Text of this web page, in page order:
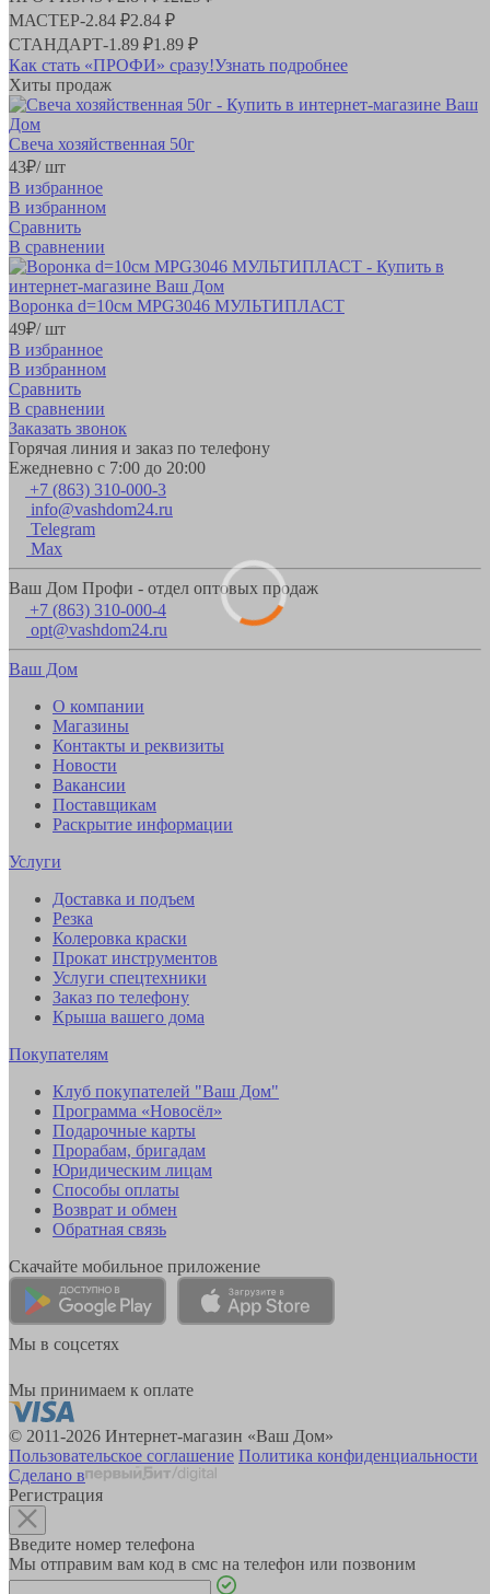
МАСТЕР-2.84 ₽2.84 ₽
СТАНДАРТ-1.89 ₽1.89 ₽
Как стать «ПРОФИ» сразу!Узнать подробнее
Хиты продаж
Свеча хозяйственная 50г
43₽/ шт
В избранное
В избранном
Сравнить
В сравнении
Воронка d=10см MPG3046 МУЛЬТИПЛАСТ
49₽/ шт
В избранное
В избранном
Сравнить
В сравнении
Заказать звонок
Горячая линия и заказ по телефону
Ежедневно с 7:00 до 20:00
+7 (863) 310-000-3
info@vashdom24.ru
Telegram
Max
Ваш Дом Профи - отдел оптовых продаж
+7 (863) 310-000-4
opt@vashdom24.ru
Ваш Дом
О компании
Магазины
Контакты и реквизиты
Новости
Вакансии
Поставщикам
Раскрытие информации
Услуги
Доставка и подъем
Резка
Колеровка краски
Прокат инструментов
Услуги спецтехники
Заказ по телефону
Крыша вашего дома
Покупателям
Клуб покупателей "Ваш Дом"
Программа «Новосёл»
Подарочные карты
Прорабам, бригадам
Юридическим лицам
Способы оплаты
Возврат и обмен
Обратная связь
Скачайте мобильное приложение
Мы в соцсетях
Мы принимаем к оплате
© 2011-2026 Интернет-магазин «Ваш Дом»
Пользовательское соглашение Политика конфиденциальности
Сделано в
Регистрация
Введите номер телефона
Мы отправим вам код в смс на телефон или позвоним